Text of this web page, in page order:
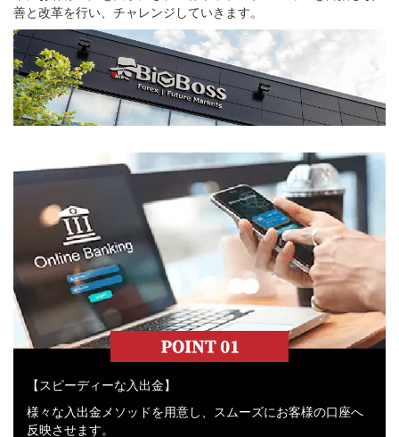
善と改革を行い、チャレンジしていきます。
【スピーディーな入出金】
様々な入出金メソッドを用意し、スムーズにお客様の口座へ
反映させます。